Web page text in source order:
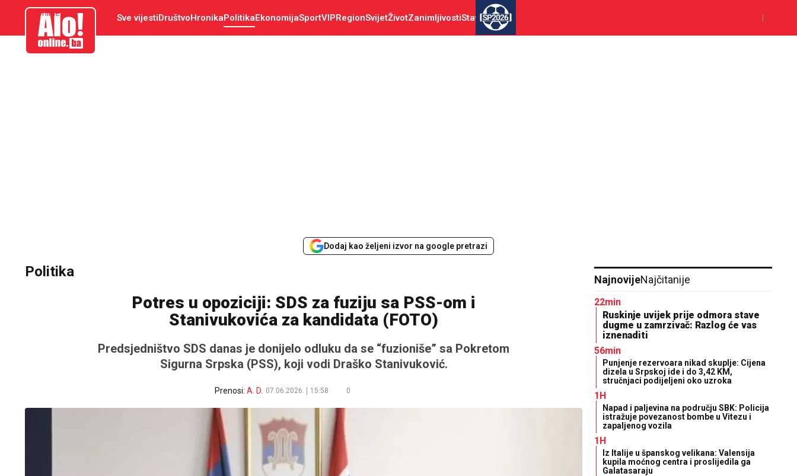
aloonline.ba Sve vijestiDruštvoHronikaPolitikaEkonomijaSportVIPRegionSvijetŽivotZanimljivostiStav SP2026
Dodaj kao željeni izvor na google pretrazi
Politika
Potres u opoziciji: SDS za fuziju sa PSS-om i
Stanivukovića za kandidata (FOTO)
Predsjedništvo SDS danas je donijelo odluku da se “fuzioniše” sa Pokretom
Sigurna Srpska (PSS), koji vodi Draško Stanivuković.
Prenosi: A. D. 07.06.2026. 15:58 0
NajnovijeNajčitanije
22min
Ruskinje uvijek prije odmora stave
dugme u zamrzivač: Razlog će vas
iznenaditi
56min
Punjenje rezervoara nikad skuplje: Cijena
dizela u Srpskoj ide i do 3,42 KM,
stručnjaci podijeljeni oko uzroka
1H
Napad i paljevina na području SBK: Policija
istražuje povezanost bombe u Vitezu i
zapaljenog vozila
1H
Iz Italije u španskog velikana: Valensija
kupila moćnog centra i proslijedila ga
Galatasaraju